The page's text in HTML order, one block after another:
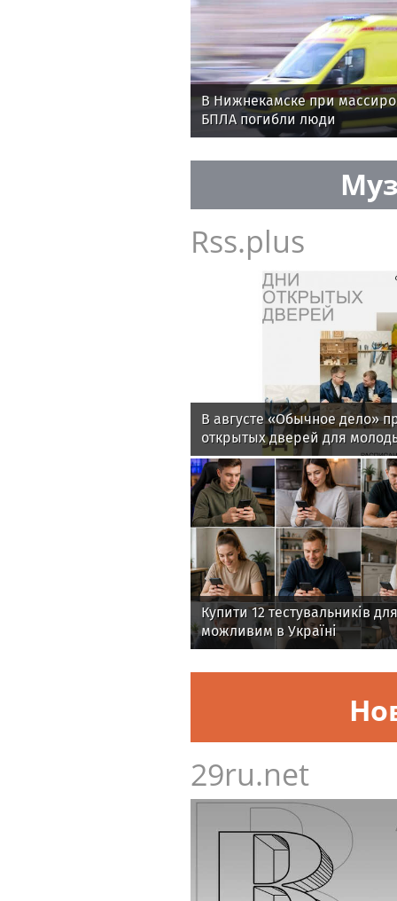
В Нижнекамске при
БПЛА погибли люди
Rss.plus
В августе «Обычное дело»
открытых дверей для
ментальными
Купити 12 тестувальників
можливим в Україні
29ru.net